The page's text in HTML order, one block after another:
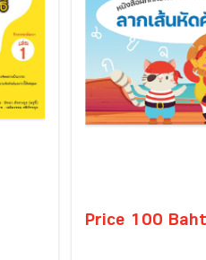
Price 100 Baht